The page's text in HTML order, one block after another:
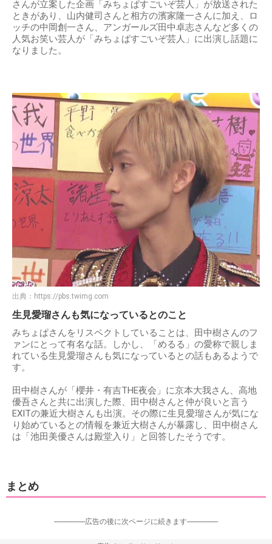
さんが立案した企画「みちょぱすごいぞ芸人」が放送された
ときがあり、山内健司さんと相方の濱家隆一さんに加え、ロ
ッチの中岡創一さん、アンガールズ田中卓志さんなど多くの
人気お笑い芸人が「みちょぱすごいぞ芸人」に出演し話題に
なりました。
出典： https://pbs.twimg.com
生見愛瑠さんも気になっているとのこと
みちょぱさんをリスペクトしていることは、田中樹さんのフ
ァンにとって有名な話。しかし、「めるる」の愛称で親しま
れている生見愛瑠さんも気になっているとの話もあるようで
す。
田中樹さんが「櫻井・有吉THE夜会」に京本大我さん、高地
優吾さんと共に出演した際、田中樹さんと仲が良いと言う
EXITの兼近大樹さんも出演。その際に生見愛瑠さんが気にな
り始めているとの情報を兼近大樹さんが暴露し、田中樹さん
は「池田美優さんは殿堂入り」と回答したそうです。
まとめ
-----------------広告の後に次ページに続きます-----------------